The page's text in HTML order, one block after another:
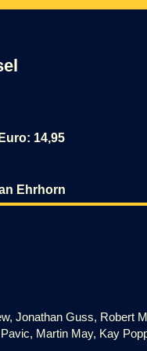
14,95
Ehrhorn
Jonathan Guss, Robert
Martin May, Kay